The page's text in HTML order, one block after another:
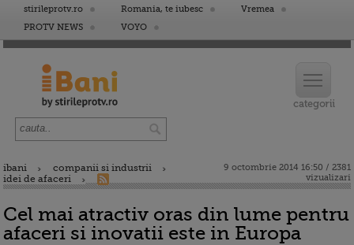
stirileprotv.ro Romania, te iubesc
Vremea
PROTV NEWS
VOYO
ibani
companii si industrii
idei de afaceri
9 octombrie 2014 16:50 / 2381
vizualizari
Cel mai atractiv oras din lume pentru
afaceri si inovatii este in Europa